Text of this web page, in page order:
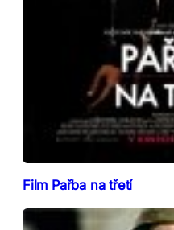
Film Pařba na třetí